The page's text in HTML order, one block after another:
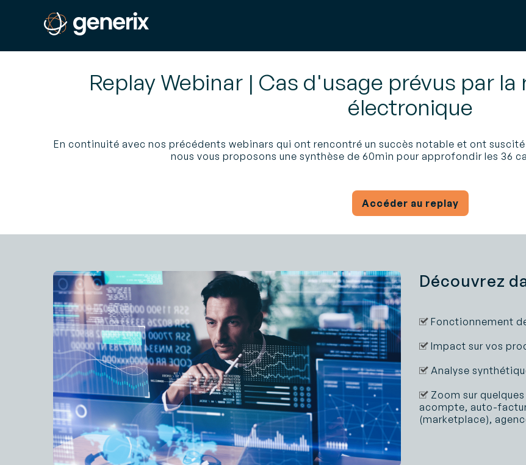
Replay Webinar | Cas d'usage prévus par
électronique
En continuité avec nos précédents webinars qui ont rencontré un succès notable et ont
nous vous proposons une synthèse de 60min pour approfondir les 36
Accéder au replay
Découvrez
Fonctionnement
Impact sur vos
Analyse
Zoom sur
acompte, auto-
(marketplace),